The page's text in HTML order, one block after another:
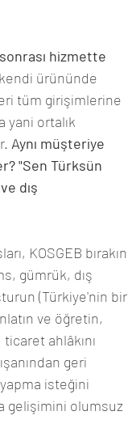
hizmette
ürününde
tüm girişimlerine
ortalık
Aynı müşteriye
"Sen Türksün
dış
KOSGEB bırakın
gümrük, dış
(Türkiye'nin bir
ve öğretin,
ahlâkını
geri
isteğini
gelişimini olumsuz